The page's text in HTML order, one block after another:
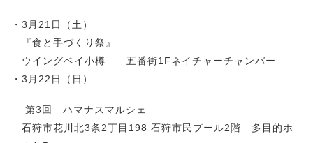
・3月21日（土）
『食と手づくり祭』
ウイングベイ小樽 五番街1Fネイチャーチャンバー
・3月22日（日）
第3回 ハマナスマルシェ
石狩市花川北3条2丁目198 石狩市民プール2階 多目的ホ